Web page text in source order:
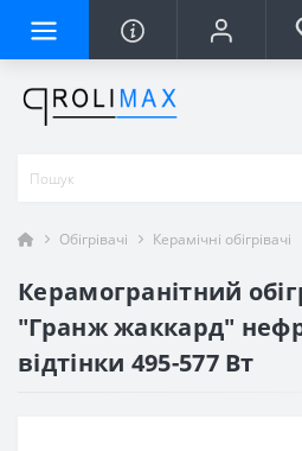
Обігрівачі Керамічні обігрівачі
Керамогранітний
"Гранж жаккард"
відтінки 495-577 Вт